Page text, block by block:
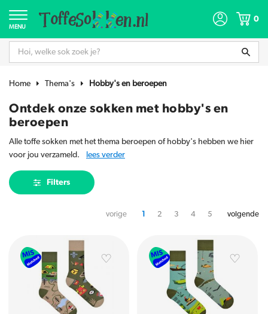
MENU
0
Home Thema's Hobby's en beroepen
Ontdek onze sokken met hobby's en
beroepen
Alle toffe sokken met het thema beroepen of hobby's hebben we hier
voor jou verzameld.
lees verder
Filters
vorige 1 2 3 4 5 volgende